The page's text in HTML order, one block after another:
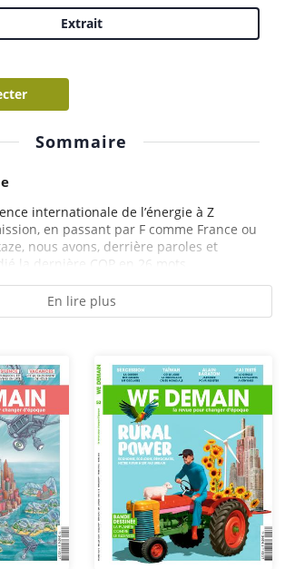
Extrait
Sommaire
internationale de l’énergie à Z
en passant par F comme France ou
nous avons, derrière paroles et
la dernière COP en 26 mots...
En lire plus